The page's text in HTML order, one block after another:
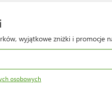
wyjątkowe zniżki i promocje
osobowych